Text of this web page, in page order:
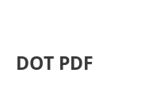
DOT PDF